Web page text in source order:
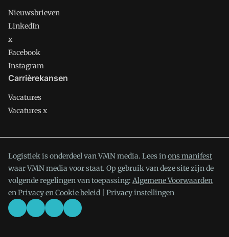
Nieuwsbrieven
LinkedIn
x
Facebook
Instagram
Carrièrekansen
Vacatures
Vacatures x
Logistiek is onderdeel van VMN media. Lees inons manifest
waar VMN media voor staat. Op gebruik van deze site zijn de
volgende regelingen van toepassing: Algemene Voorwaarden
enPrivacy en Cookie beleid Privacy instellingen